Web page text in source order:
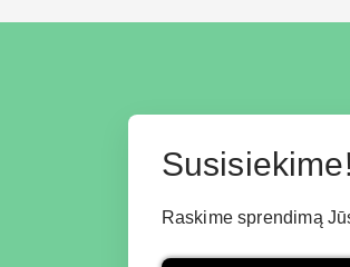
Susisiekime!
Raskime sprendimą